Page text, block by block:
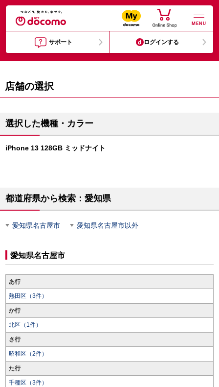
MENU
サポート ログインする
店舗の選択
選択した機種・カラー
iPhone 13 128GB ミッドナイト
都道府県から検索：愛知県
愛知県名古屋市 愛知県名古屋市以外
愛知県名古屋市
あ行
熱田区（3件）
か行
北区（1件）
さ行
昭和区（2件）
た行
千種区（3件）